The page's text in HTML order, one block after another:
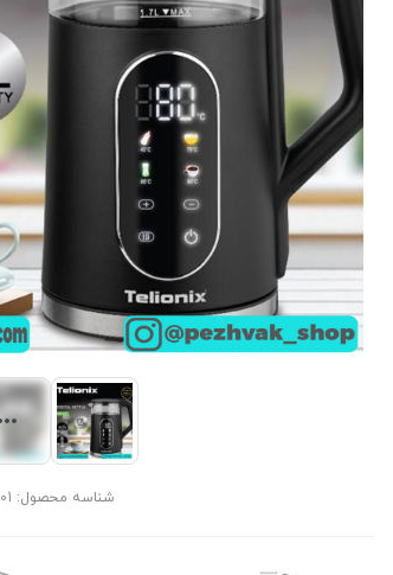
شناسه محصول: